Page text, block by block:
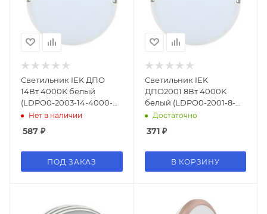
Светильник IEK ДПО
14Вт 4000K белый
(LDPO0-2003-14-4000-
K01)Нет в наличии
587 ₽
ПОД ЗАКАЗ
Светильник IEK
ДПО2001 8Вт 4000K
белый (LDPO0-2001-8-
4000-K01)
Достаточно
371₽
В КОРЗИНУ